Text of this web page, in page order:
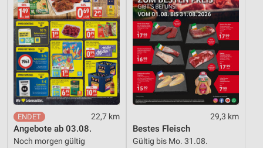
22,7 km
Angebote ab 03.08.
Noch morgen gültig
29,3 km
Bestes Fleisch
Gültig bis Mo. 31.08.